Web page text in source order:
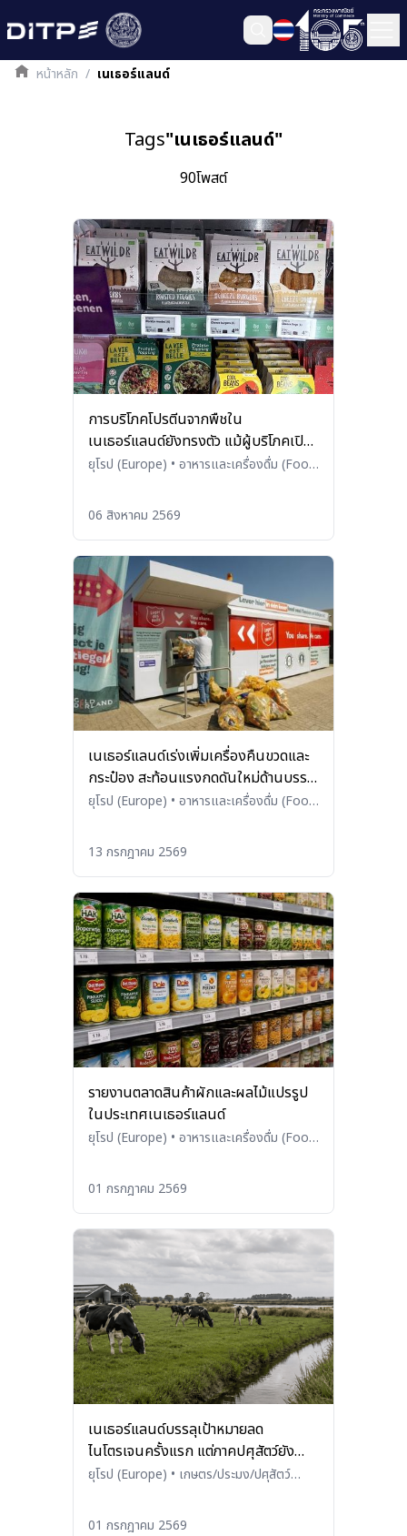
หน้าหลัก / เนเธอร์แลนด์
Tags"เนเธอร์แลนด์"
90โพสต์
การบริโภคโปรตีนจากพืชใน
เนเธอร์แลนด์ยังทรงตัว แม้ผู้บริโภคเปิด
รับมากขึ้น
ยุโรป (Europe) • อาหารและเครื่องดื่ม (Food
06 สิงหาคม 2569
เนเธอร์แลนด์เร่งเพิ่มเครื่องคืนขวดและ
กระป๋อง สะท้อนแรงกดดันใหม่ด้านบรรจุ
ภัณฑ์ในยุโรป
ยุโรป (Europe) • อาหารและเครื่องดื่ม (Food
13 กรกฎาคม 2569
รายงานตลาดสินค้าผักและผลไม้แปรรูป
ในประเทศเนเธอร์แลนด์
ยุโรป (Europe) • อาหารและเครื่องดื่ม (Food
01 กรกฎาคม 2569
เนเธอร์แลนด์บรรลุเป้าหมายลด
ไนโตรเจนครั้งแรก แต่ภาคปศุสัตว์ยัง
เผชิญโจทย์ฟอสเฟต
ยุโรป (Europe) • เกษตร/ประมง/ปศุสัตว์
01 กรกฎาคม 2569